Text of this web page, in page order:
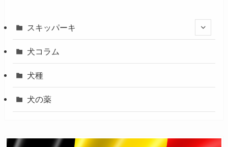
スキッパーキ
犬コラム
犬種
犬の薬